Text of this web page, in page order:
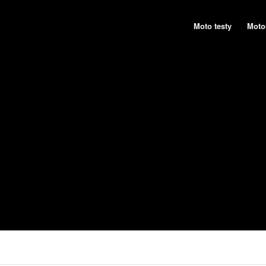
Moto testy